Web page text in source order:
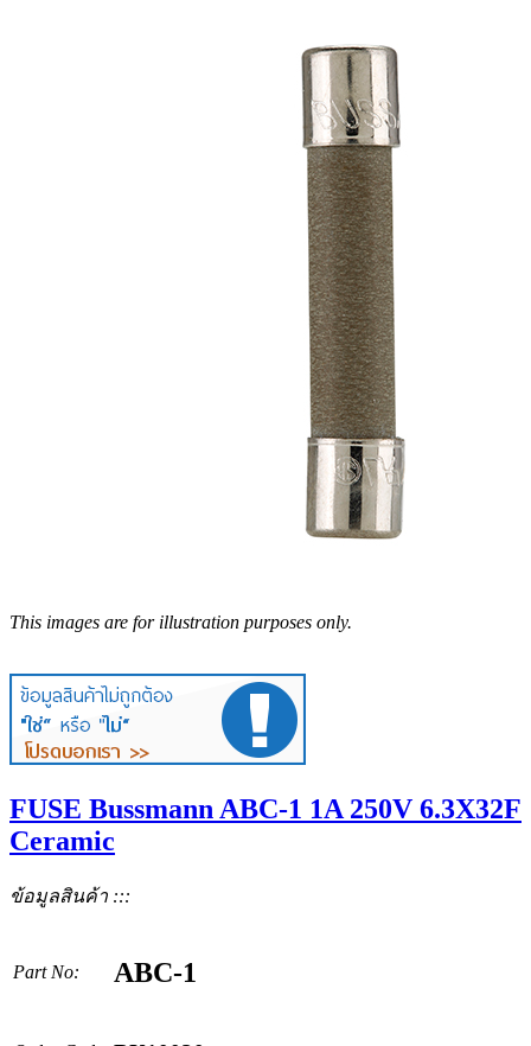
This images are for illustration purposes only.
FUSE Bussmann ABC-1 1A 250V 6.3X32F
Ceramic
ข้อมูลสินค้า :::
Part No: ABC-1